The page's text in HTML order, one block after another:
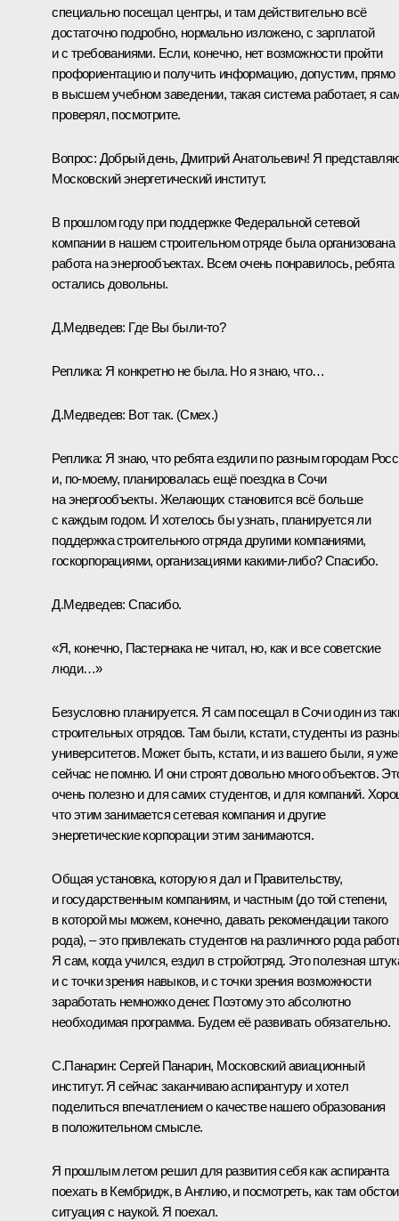
специально посещал центры, и там действительно всё
достаточно подробно, нормально изложено, с зарплатой
и с требованиями. Если, конечно, нет возможности пройти
профориентацию и получить информацию, допустим, прямо
в высшем учебном заведении, такая система работает, я
проверял, посмотрите.
Вопрос: Добрый день, Дмитрий Анатольевич! Я
Московский энергетический институт.
В прошлом году при поддержке Федеральной сетевой
компании в нашем строительном отряде была организована
работа на энергообъектах. Всем очень понравилось, ребята
остались довольны.
Д.Медведев: Где Вы были‑то?
Реплика: Я конкретно не была. Но я знаю, что…
Д.Медведев: Вот так. (Смех.)
Реплика: Я знаю, что ребята ездили по разным городам
и, по‑моему, планировалась ещё поездка в Сочи
на энергообъекты. Желающих становится всё больше
с каждым годом. И хотелось бы узнать, планируется ли
поддержка строительного отряда другими компаниями,
госкорпорациями, организациями какими‑либо? Спасибо.
Д.Медведев:Спасибо.
«Я, конечно, Пастернака не читал, но, как и все советские
люди…»
Безусловно планируется. Я сам посещал в Сочи один из
строительных отрядов. Там были, кстати, студенты из
университетов. Может быть, кстати, и из вашего были, я уже
сейчас не помню. И они строят довольно много объектов.
очень полезно и для самих студентов, и для компаний.
что этим занимается сетевая компания и другие
энергетические корпорации этим занимаются.
Общая установка, которую я дал и Правительству,
и государственным компаниям, и частным (до той степени,
в которой мы можем, конечно, давать рекомендации такого
рода), – это привлекать студентов на различного рода
Я сам, когда учился, ездил в стройотряд. Это полезная
и с точки зрения навыков, и с точки зрения возможности
заработать немножко денег. Поэтому это абсолютно
необходимая программа. Будем её развивать обязательно.
С.Панарин: Сергей Панарин, Московский авиационный
институт. Я сейчас заканчиваю аспирантуру и хотел
поделиться впечатлением о качестве нашего образования
в положительном смысле.
Я прошлым летом решил для развития себя как аспиранта
поехать в Кембридж, в Англию, и посмотреть, как там
ситуация с наукой. Я поехал.